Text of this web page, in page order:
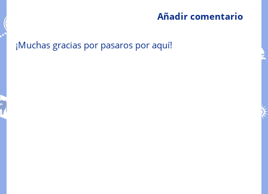
Añadir comentario
¡Muchas gracias por pasaros por aquí!